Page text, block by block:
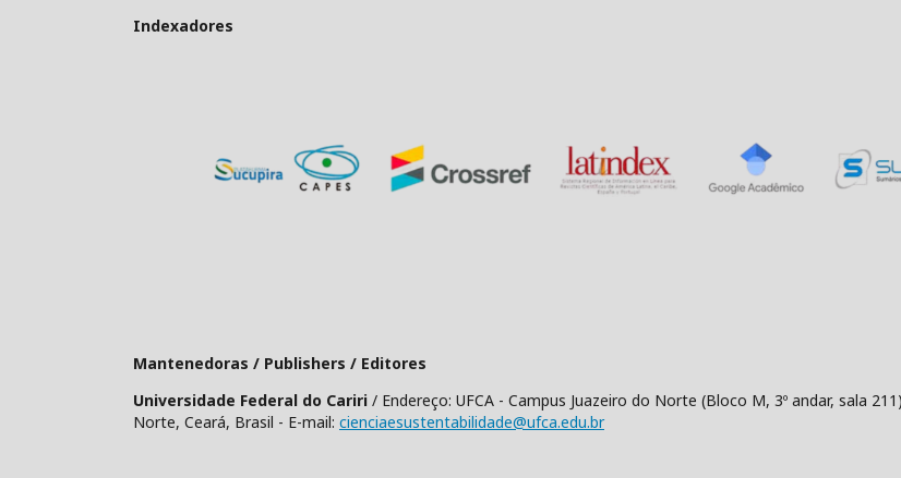
Indexadores
Mantenedoras / Publishers / Editores
Universidade Federal do Cariri / Endereço: UFCA - Campus Juazeiro do Norte (Bloco M, 3º andar, sala
Norte, Ceará, Brasil - E-mail: cienciaesustentabilidade@ufca.edu.br